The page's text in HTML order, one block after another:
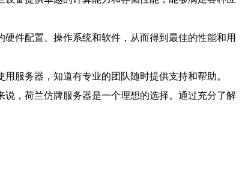
件配置、操作系统和软件，从而得到最佳的性能和用
服务器，知道有专业的团队随时提供支持和帮助。
，荷兰仿牌服务器是一个理想的选择。通过充分了解